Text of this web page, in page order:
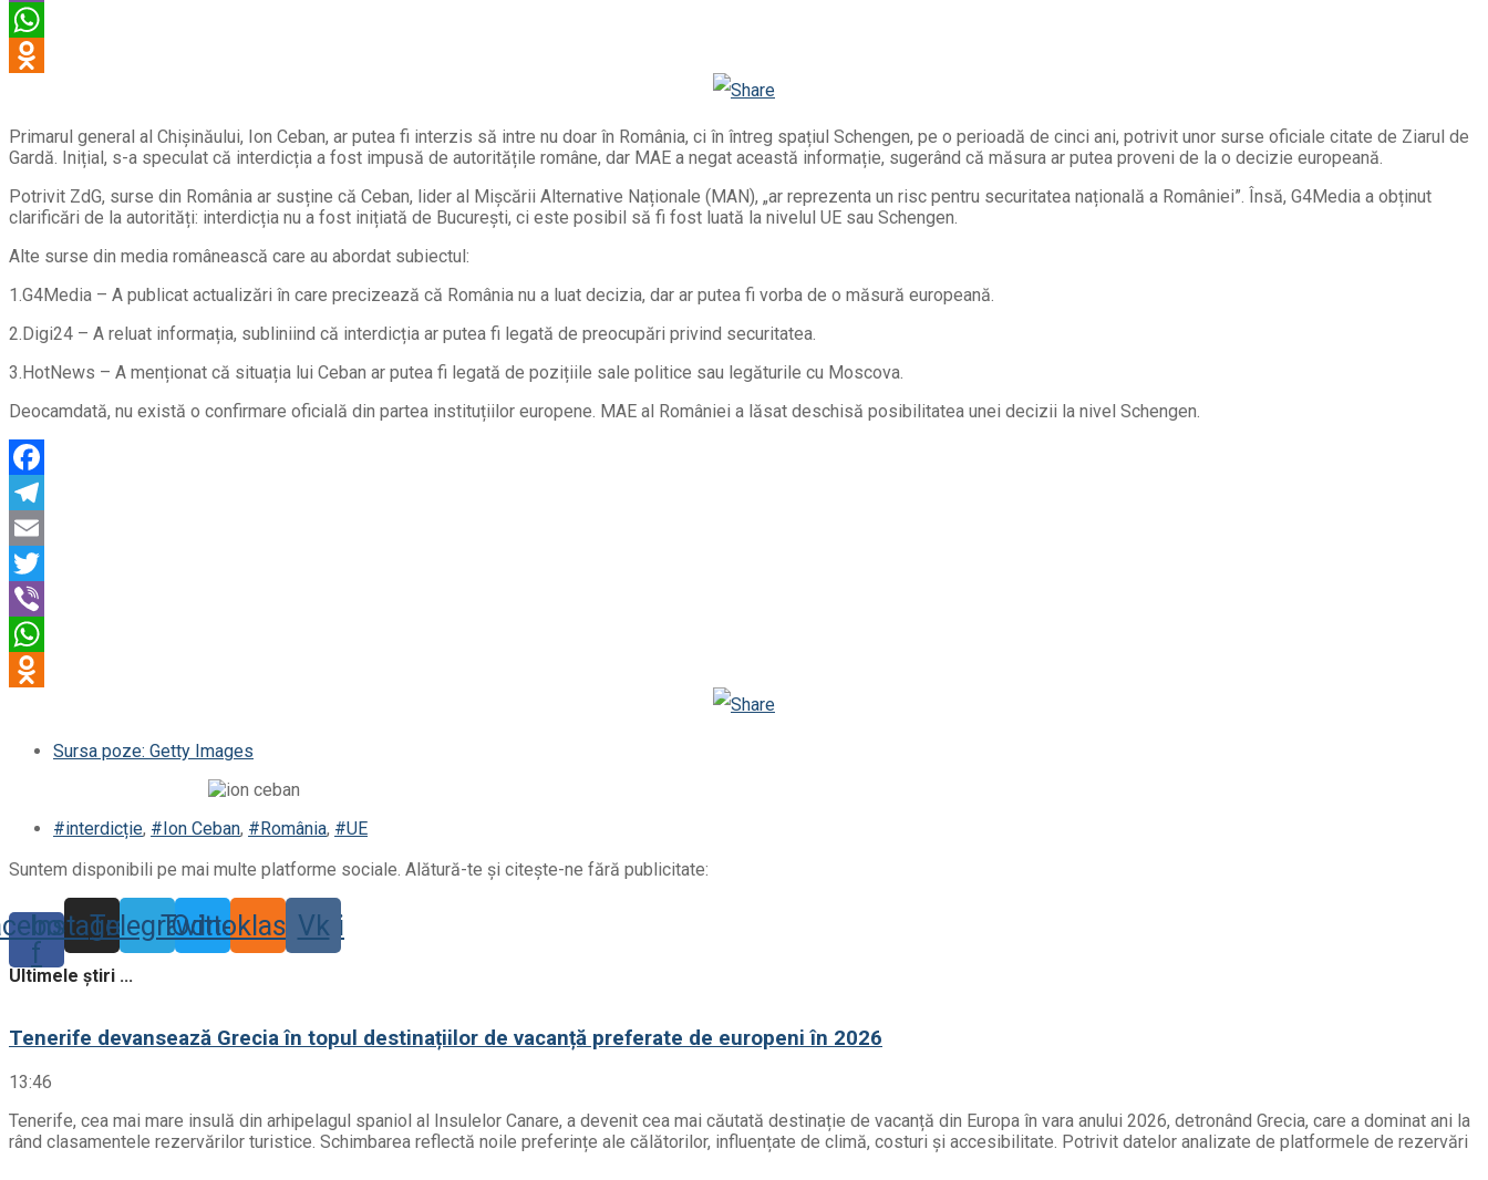
Odnoklassniki
Primarul general al Chișinăului, Ion Ceban, ar putea fi interzis să intre nu doar în România, ci în întreg spațiul Schengen, pe o perioadă de cinci ani, potrivit unor surse oficiale citate de Ziarul de
Gardă. Inițial, s-a speculat că interdicția a fost impusă de autoritățile române, dar MAE a negat această informație, sugerând că măsura ar putea proveni de la o decizie europeană.
Potrivit ZdG, surse din România ar susține că Ceban, lider al Mișcării Alternative Naționale (MAN), „ar reprezenta un risc pentru securitatea națională a României”. Însă, G4Media a obținut
clarificări de la autorități: interdicția nu a fost inițiată de București, ci este posibil să fi fost luată la nivelul UE sau Schengen.
Alte surse din media românească care au abordat subiectul:
1.G4Media – A publicat actualizări în care precizează că România nu a luat decizia, dar ar putea fi vorba de o măsură europeană.
2.Digi24 – A reluat informația, subliniind că interdicția ar putea fi legată de preocupări privind securitatea.
3.HotNews – A menționat că situația lui Ceban ar putea fi legată de pozițiile sale politice sau legăturile cu Moscova.
Deocamdată, nu există o confirmare oficială din partea instituțiilor europene. MAE al României a lăsat deschisă posibilitatea unei decizii la nivel Schengen.
Odnoklassniki
Sursa poze: Getty Images
#interdicție, #Ion Ceban, #România, #UE
Suntem disponibili pe mai multe platforme sociale. Alătură-te și citește-ne fără publicitate:
f
Instagram
TelegramTwitter
Odnoklassniki
Vk
Ultimele știri ...
Tenerife devansează Grecia în topul destinațiilor de vacanță preferate de europeni în 2026
13:46
Tenerife, cea mai mare insulă din arhipelagul spaniol al Insulelor Canare, a devenit cea mai căutată destinație de vacanță din Europa în vara anului 2026, detronând Grecia, care a dominat ani la
rând clasamentele rezervărilor turistice. Schimbarea reflectă noile preferințe ale călătorilor, influențate de climă, costuri și accesibilitate. Potrivit datelor analizate de platformele de rezervări